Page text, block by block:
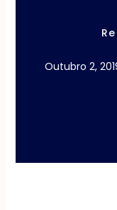
Outubro 2,